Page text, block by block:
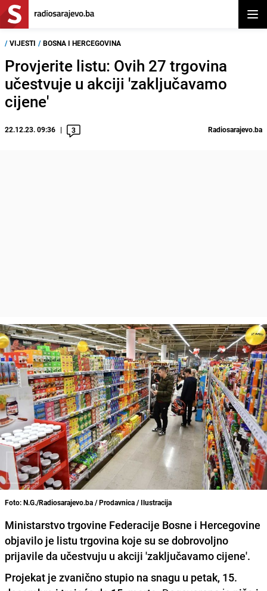
/ VIJESTI / BOSNA I HERCEGOVINA
Provjerite listu: Ovih 27 trgovina
učestvuje u akciji 'zaključavamo
cijene'
22.12.23. 09:36 3 Radiosarajevo.ba
Foto: N.G./Radiosarajevo.ba / Prodavnica / Ilustracija
Ministarstvo trgovine Federacije Bosne i Hercegovine
objavilo je listu trgovina koje su se dobrovoljno
prijavile da učestvuju u akciji 'zaključavamo cijene'.
Projekat je zvanično stupio na snagu u petak, 15.